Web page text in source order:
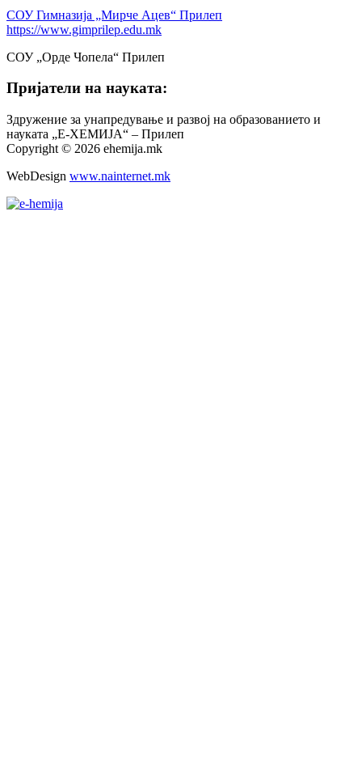
СОУ Гимназија „Мирче Ацев“ Прилеп
https://www.gimprilep.edu.mk
СОУ „Орде Чопела“ Прилеп
Пријатели на науката:
Здружение за унапредување и развој на образованието и
науката „Е-ХЕМИЈА“ – Прилеп
Copyright © 2026 ehemija.mk
WebDesign www.nainternet.mk